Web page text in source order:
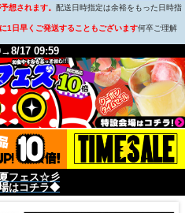
想されます。 配送日時指定は余裕をもった日時指
1日早くご発送することもございます何卒ご理解
17 09:59
フェス☆彡
はコチラ◆